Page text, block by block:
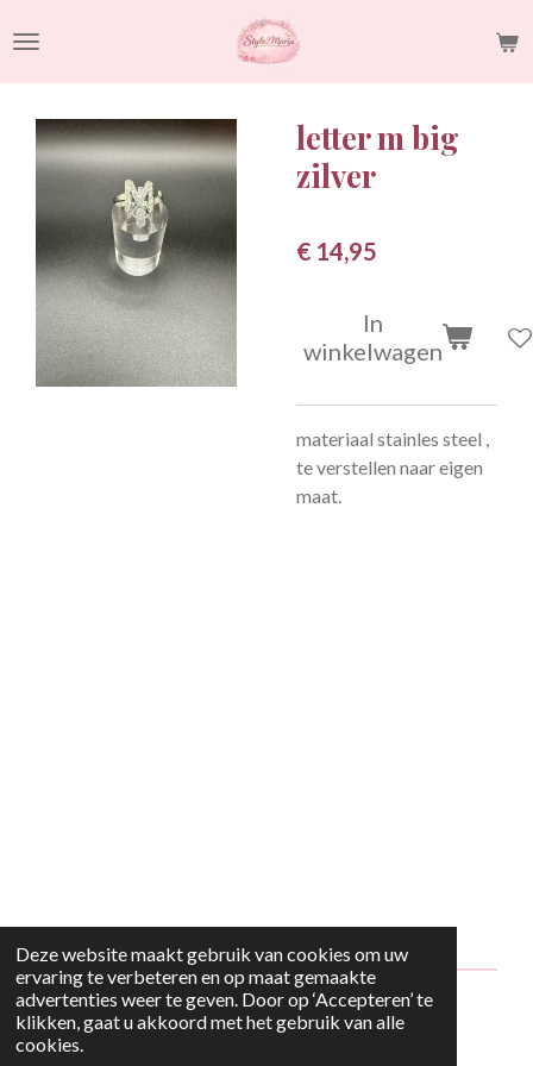
Deze website maakt gebruik van cookies om uw
ervaring te verbeteren en op maat gemaakte
advertenties weer te geven. Door op ‘Accepteren’ te
klikken, gaat u akkoord met het gebruik van alle
cookies.
direct
naar
hoofdinhoud
letter m big
zilver
€ 14,95
In
winkelwagen
materiaal stainles steel ,
te verstellen naar eigen
maat.
© 2024 - 2026 Style2Maria
Powered by